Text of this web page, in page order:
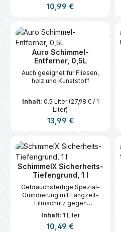
Regulärer Preis:
10,99 €
Auro Schimmel-
Entferner, 0,5L
Auch geeignet für Fliesen,
holz und Kunststoff
Inhalt: 0.5 Liter(27,98 € / 1
Liter)
Regulärer Preis:
13,99 €
SchimmelX Sicherheits-
Tiefengrund, 1 l
Gebrauchsfertige Spezial-
Grundierung mit Langzeit-
Filmschutz gegen
Schimmelbefall.
Inhalt: 1 Liter
Regulärer Preis:
10,49 €